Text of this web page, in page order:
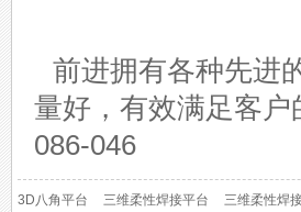
前进拥有各种先进
量好，有效满足客
086-046
3D八角平台 三维柔性焊接平台 三维柔性焊